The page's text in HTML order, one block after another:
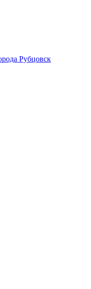
Рубцовск